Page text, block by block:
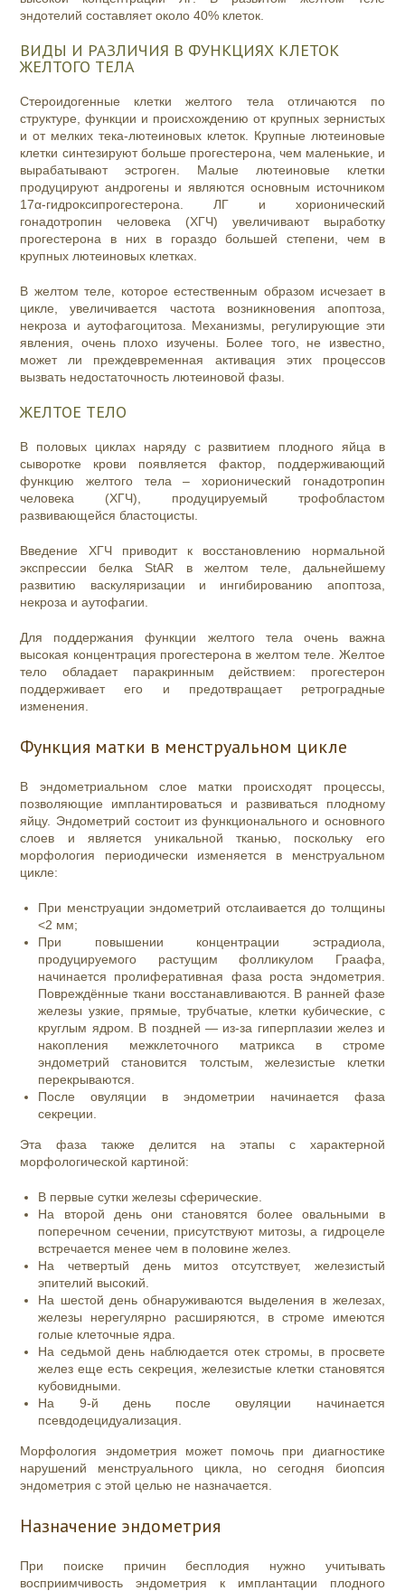
эндотелий составляет около 40% клеток.
ВИДЫ И РАЗЛИЧИЯ В ФУНКЦИЯХ КЛЕТОК
ЖЕЛТОГО ТЕЛА
Стероидогенные клетки желтого тела отличаются по
структуре, функции и происхождению от крупных зернистых
и от мелких тека-лютеиновых клеток. Крупные лютеиновые
клетки синтезируют больше прогестерона, чем маленькие, и
вырабатывают эстроген. Малые лютеиновые клетки
продуцируют андрогены и являются основным источником
17α-гидроксипрогестерона. ЛГ и хорионический
гонадотропин человека (ХГЧ) увеличивают выработку
прогестерона в них в гораздо большей степени, чем в
крупных лютеиновых клетках.
В желтом теле, которое естественным образом исчезает в
цикле, увеличивается частота возникновения апоптоза,
некроза и аутофагоцитоза. Механизмы, регулирующие эти
явления, очень плохо изучены. Более того, не известно,
может ли преждевременная активация этих процессов
вызвать недостаточность лютеиновой фазы.
ЖЕЛТОЕ ТЕЛО
В половых циклах наряду с развитием плодного яйца в
сыворотке крови появляется фактор, поддерживающий
функцию желтого тела – хорионический гонадотропин
человека (ХГЧ), продуцируемый трофобластом
развивающейся бластоцисты.
Введение ХГЧ приводит к восстановлению нормальной
экспрессии белка StAR в желтом теле, дальнейшему
развитию васкуляризации и ингибированию апоптоза,
некроза и аутофагии.
Для поддержания функции желтого тела очень важна
высокая концентрация прогестерона в желтом теле. Желтое
тело обладает паракринным действием: прогестерон
поддерживает его и предотвращает ретроградные
изменения.
Функция матки в менструальном цикле
В эндометриальном слое матки происходят процессы,
позволяющие имплантироваться и развиваться плодному
яйцу. Эндометрий состоит из функционального и основного
слоев и является уникальной тканью, поскольку его
морфология периодически изменяется в менструальном
цикле:
При менструации эндометрий отслаивается до толщины
<2 мм;
При повышении концентрации эстрадиола,
продуцируемого растущим фолликулом Граафа,
начинается пролиферативная фаза роста эндометрия.
Повреждённые ткани восстанавливаются. В ранней фазе
железы узкие, прямые, трубчатые, клетки кубические, с
круглым ядром. В поздней — из-за гиперплазии желез и
накопления межклеточного матрикса в строме
эндометрий становится толстым, железистые клетки
перекрываются.
После овуляции в эндометрии начинается фаза
секреции.
Эта фаза также делится на этапы с характерной
морфологической картиной:
В первые сутки железы сферические.
На второй день они становятся более овальными в
поперечном сечении, присутствуют митозы, а гидроцеле
встречается менее чем в половине желез.
На четвертый день митоз отсутствует, железистый
эпителий высокий.
На шестой день обнаруживаются выделения в железах,
железы нерегулярно расширяются, в строме имеются
голые клеточные ядра.
На седьмой день наблюдается отек стромы, в просвете
желез еще есть секреция, железистые клетки становятся
кубовидными.
На 9-й день после овуляции начинается
псевдодецидуализация.
Морфология эндометрия может помочь при диагностике
нарушений менструального цикла, но сегодня биопсия
эндометрия с этой целью не назначается.
Назначение эндометрия
При поиске причин бесплодия нужно учитывать
восприимчивость эндометрия к имплантации плодного